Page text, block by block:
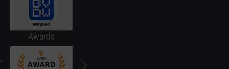
Awards
slide
of 5